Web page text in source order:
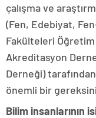
çalışma ve
(Fen, Edebiyat,
Fakülteleri
Akreditasyon
Derneği)
önemli bir
Bilim insanlarının